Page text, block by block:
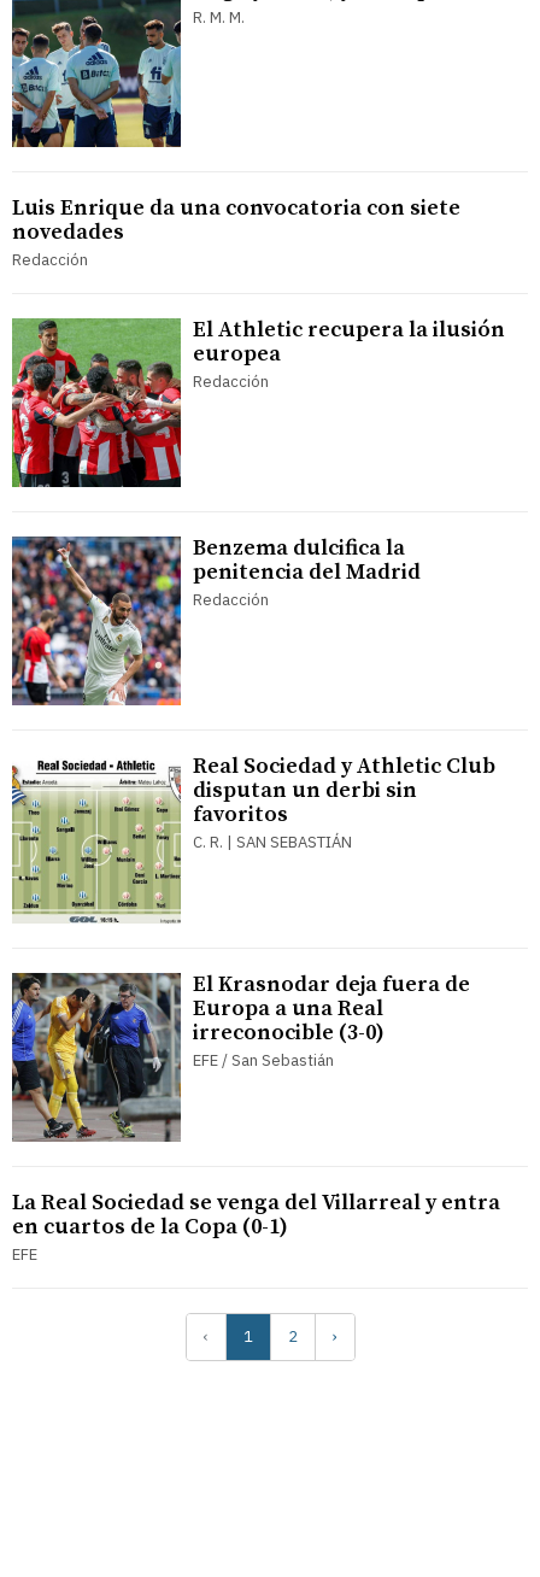
R. M. M.
Luis Enrique da una convocatoria con siete
novedades
Redacción
El Athletic recupera la ilusión
europea
Redacción
Benzema dulcifica la
penitencia del Madrid
Redacción
Real Sociedad y Athletic Club
disputan un derbi sin
favoritos
C. R. | SAN SEBASTIÁN
El Krasnodar deja fuera de
Europa a una Real
irreconocible (3-0)
EFE / San Sebastián
La Real Sociedad se venga del Villarreal y entra
en cuartos de la Copa (0-1)
EFE
‹ 1 2 ›